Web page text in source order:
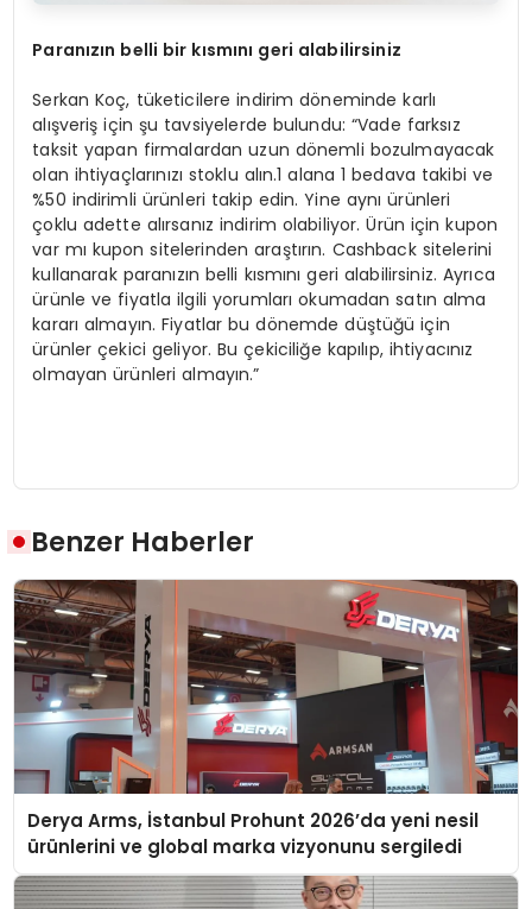
Paranızın belli bir kısmını geri alabilirsiniz
Serkan Koç, tüketicilere indirim döneminde karlı
alışveriş için şu tavsiyelerde bulundu: “Vade farksız
taksit yapan firmalardan uzun dönemli bozulmayacak
olan ihtiyaçlarınızı stoklu alın.1 alana 1 bedava takibi ve
%50 indirimli ürünleri takip edin. Yine aynı ürünleri
çoklu adette alırsanız indirim olabiliyor. Ürün için kupon
var mı kupon sitelerinden araştırın. Cashback sitelerini
kullanarak paranızın belli kısmını geri alabilirsiniz. Ayrıca
ürünle ve fiyatla ilgili yorumları okumadan satın alma
kararı almayın. Fiyatlar bu dönemde düştüğü için
ürünler çekici geliyor. Bu çekiciliğe kapılıp, ihtiyacınız
olmayan ürünleri almayın.”
Benzer Haberler
Derya Arms, İstanbul Prohunt 2026’da yeni nesil
ürünlerini ve global marka vizyonunu sergiledi